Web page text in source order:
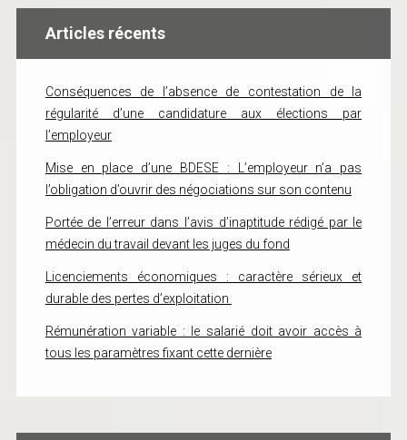
Articles récents
Conséquences de l’absence de contestation de la
régularité d’une candidature aux élections par
l’employeur
Mise en place d’une BDESE : L’employeur n’a pas
l’obligation d’ouvrir des négociations sur son contenu
Portée de l’erreur dans l’avis d’inaptitude rédigé par le
médecin du travail devant les juges du fond
Licenciements économiques : caractère sérieux et
durable des pertes d’exploitation
Rémunération variable : le salarié doit avoir accès à
tous les paramètres fixant cette dernière